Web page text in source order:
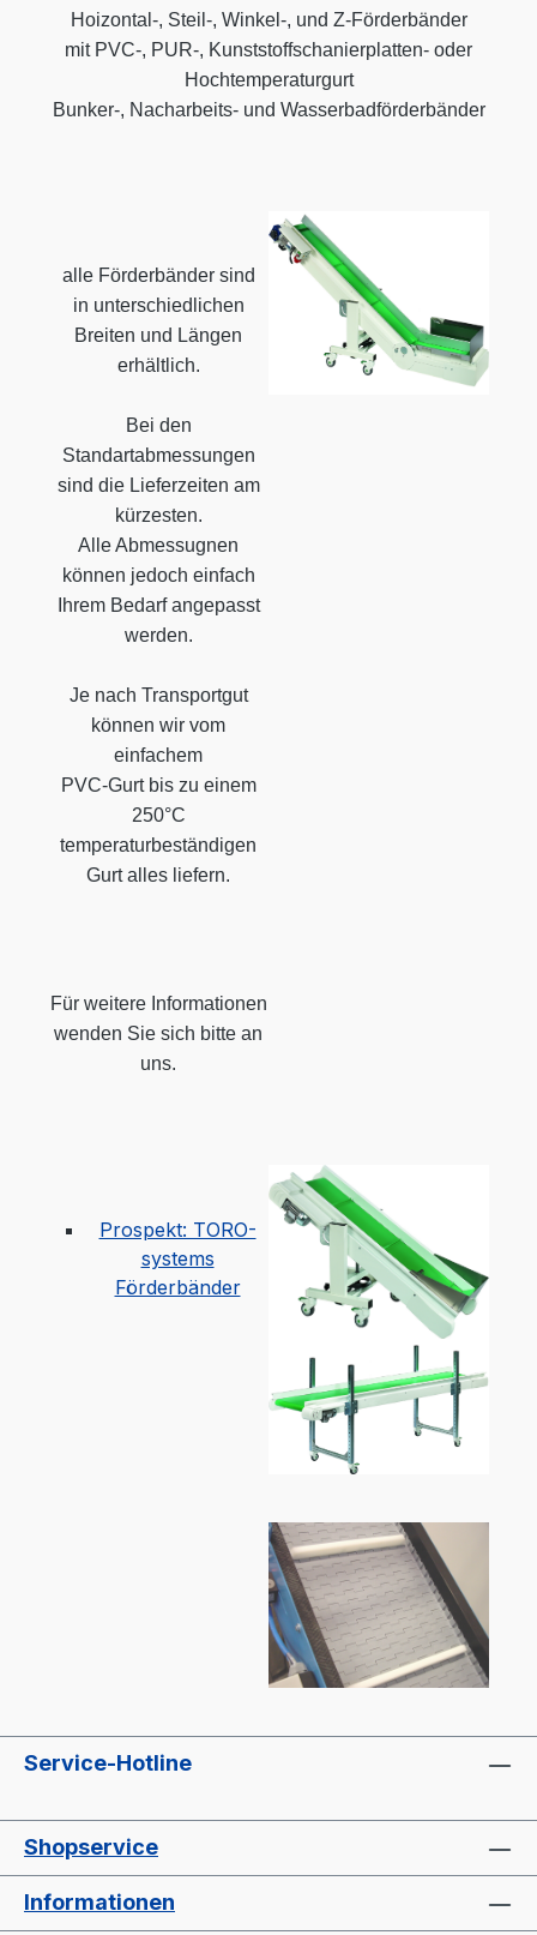
Hoizontal-, Steil-, Winkel-, und Z-Förderbänder
mit PVC-, PUR-, Kunststoffschanierplatten- oder
Hochtemperaturgurt
Bunker-, Nacharbeits- und Wasserbadförderbänder
alle Förderbänder sind
in unterschiedlichen
Breiten und Längen
erhältlich.
Bei den
Standartabmessungen
sind die Lieferzeiten am
kürzesten.
Alle Abmessugnen
können jedoch einfach
Ihrem Bedarf angepasst
werden.
Je nach Transportgut
können wir vom
einfachem
PVC-Gurt bis zu einem
250°C
temperaturbeständigen
Gurt alles liefern.
Für weitere Informationen
wenden Sie sich bitte an
uns.
Prospekt: TORO-
systems
Förderbänder
Service-Hotline
Shopservice
Informationen